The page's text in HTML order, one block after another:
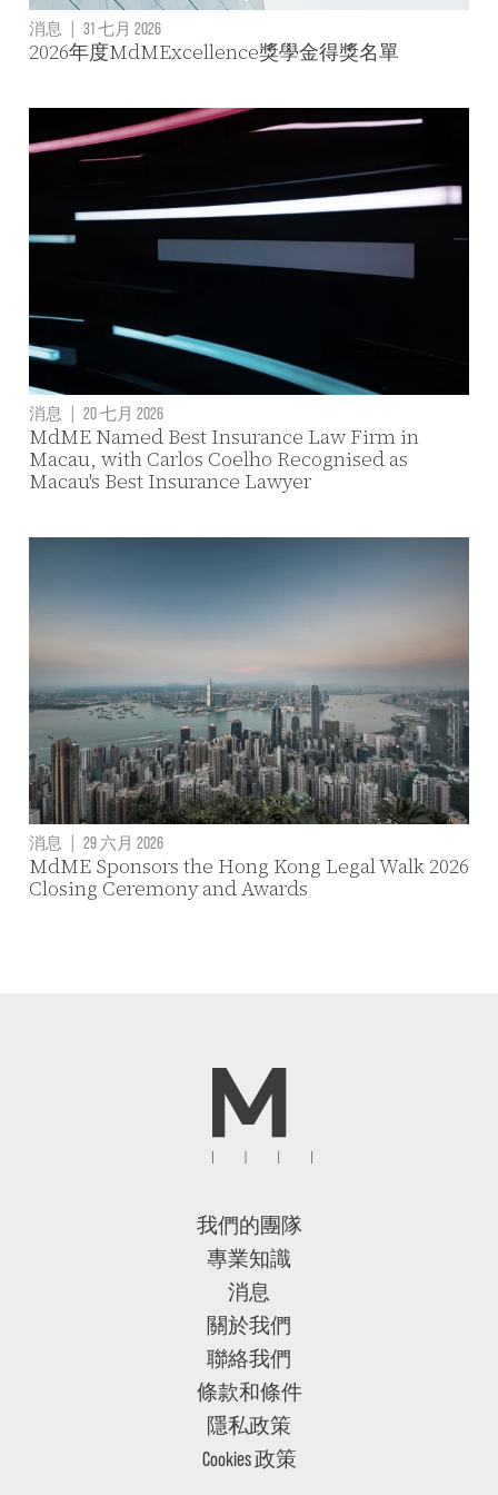
消息 | 31 七月 2026
2026年度MdMExcellence獎學金得獎名單
消息 | 20 七月 2026
MdME Named Best Insurance Law Firm in
Macau, with Carlos Coelho Recognised as
Macau's Best Insurance Lawyer
消息 | 29 六月 2026
MdME Sponsors the Hong Kong Legal Walk 2026
Closing Ceremony and Awards
我們的團隊
專業知識
消息
關於我們
聯絡我們
條款和條件
隱私政策
Cookies 政策